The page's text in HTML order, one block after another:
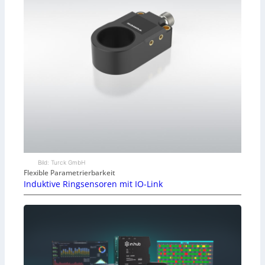
Bild: Turck GmbH
Flexible Parametrierbarkeit
Induktive Ringsensoren mit IO-Link